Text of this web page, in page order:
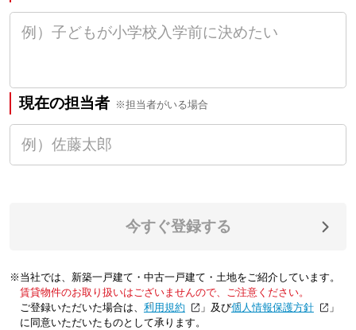
現在の担当者 ※担当者がいる場合
今すぐ登録する
※当社では、新築一戸建て・中古一戸建て・土地をご紹介しています。
賃貸物件のお取り扱いはございませんので、ご注意ください。
ご登録いただいた場合は、「利用規約 」及び「個人情報保護方針
」
に同意いただいたものとして承ります。